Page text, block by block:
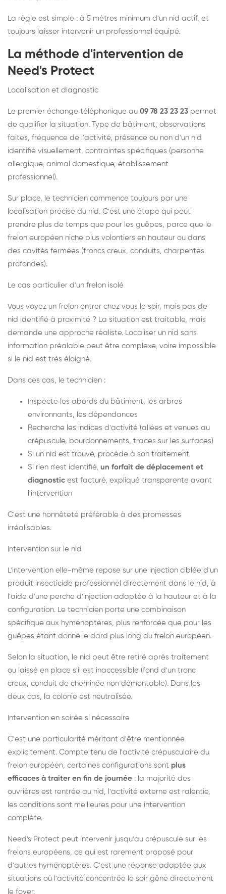
La règle est simple : à 5 mètres minimum d'un nid actif, et
toujours laisser intervenir un professionnel équipé.
La méthode d'intervention de
Need's Protect
Localisation et diagnostic
Le premier échange téléphonique au 09 78 23 23 23 permet
de qualifier la situation. Type de bâtiment, observations
faites, fréquence de l'activité, présence ou non d'un nid
identifié visuellement, contraintes spécifiques (personne
allergique, animal domestique, établissement
professionnel).
Sur place, le technicien commence toujours par une
localisation précise du nid. C'est une étape qui peut
prendre plus de temps que pour les guêpes, parce que le
frelon européen niche plus volontiers en hauteur ou dans
des cavités fermées (troncs creux, conduits, charpentes
profondes).
Le cas particulier d'un frelon isolé
Vous voyez un frelon entrer chez vous le soir, mais pas de
nid identifié à proximité ? La situation est traitable, mais
demande une approche réaliste. Localiser un nid sans
information préalable peut être complexe, voire impossible
si le nid est très éloigné.
Dans ces cas, le technicien :
Inspecte les abords du bâtiment, les arbres
environnants, les dépendances
Recherche les indices d'activité (allées et venues au
crépuscule, bourdonnements, traces sur les surfaces)
Si un nid est trouvé, procède à son traitement
Si rien n'est identifié, un forfait de déplacement et
diagnostic est facturé, expliqué transparente avant
l'intervention
C'est une honnêteté préférable à des promesses
irréalisables.
Intervention sur le nid
L'intervention elle-même repose sur une injection ciblée d'un
produit insecticide professionnel directement dans le nid, à
l'aide d'une perche d'injection adaptée à la hauteur et à la
configuration. Le technicien porte une combinaison
spécifique aux hyménoptères, plus renforcée que pour les
guêpes étant donné le dard plus long du frelon européen.
Selon la situation, le nid peut être retiré après traitement
ou laissé en place s'il est inaccessible (fond d'un tronc
creux, conduit de cheminée non démontable). Dans les
deux cas, la colonie est neutralisée.
Intervention en soirée si nécessaire
C'est une particularité méritant d'être mentionnée
explicitement. Compte tenu de l'activité crépusculaire du
frelon européen, certaines configurations sont plus
efficaces à traiter en fin de journée : la majorité des
ouvrières est rentrée au nid, l'activité externe est ralentie,
les conditions sont meilleures pour une intervention
complète.
Need's Protect peut intervenir jusqu'au crépuscule sur les
frelons européens, ce qui est rarement proposé pour
d'autres hyménoptères. C'est une réponse adaptée aux
situations où l'activité concentrée le soir gêne directement
le foyer.